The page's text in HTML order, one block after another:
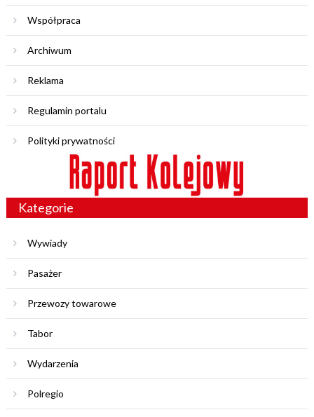
Współpraca
Archiwum
Reklama
Regulamin portalu
Polityki prywatności
Kategorie
Wywiady
Pasażer
Przewozy towarowe
Tabor
Wydarzenia
Polregio